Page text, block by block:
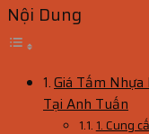
Nội Dung
Giá Tấm
Tại Anh Tuấn
1. Cung